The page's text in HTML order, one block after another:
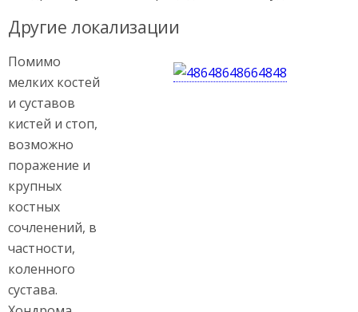
Другие локализации
Помимо
мелких костей
и суставов
кистей и стоп,
возможно
поражение и
крупных
костных
сочленений, в
частности,
коленного
сустава.